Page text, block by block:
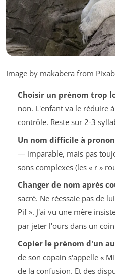
Image by makabera from
Choisir un prénom trop
non. L'enfant va le réduire
contrôle. Reste sur 2-3
Un nom difficile à
— imparable, mais pas
sons complexes (les « r »
Changer de nom après
sacré. Ne réessaie pas de
Pif ». J'ai vu une mère
par jeter l'ours dans un
Copier le prénom d'un
de son copain s'appelle «
de la confusion. Et des